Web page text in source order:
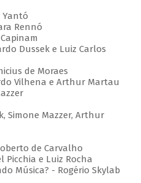
Rennó
Dussek e Luiz Carlos
de Moraes
Vilhena e Arthur Martau
Simone Mazzer, Arthur
de Carvalho
Picchia e Luiz Rocha
Música? - Rogério Skylab